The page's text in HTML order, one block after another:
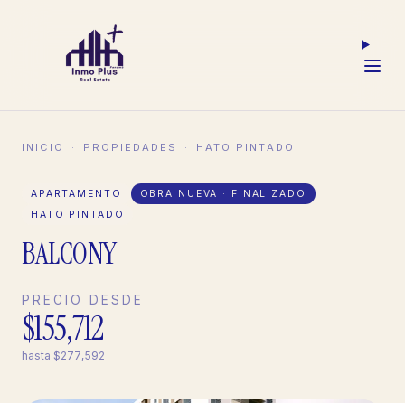
INICIO · PROPIEDADES · HATO PINTADO
APARTAMENTO
OBRA NUEVA · FINALIZADO
HATO PINTADO
BALCONY
PRECIO DESDE
$155,712
hasta $277,592